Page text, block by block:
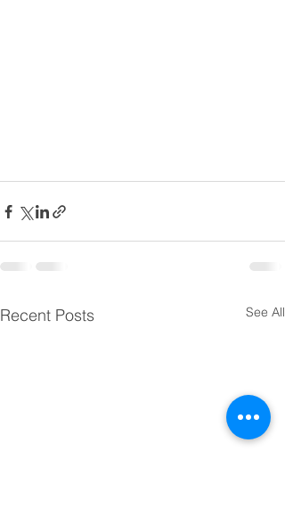
Recent Posts See All